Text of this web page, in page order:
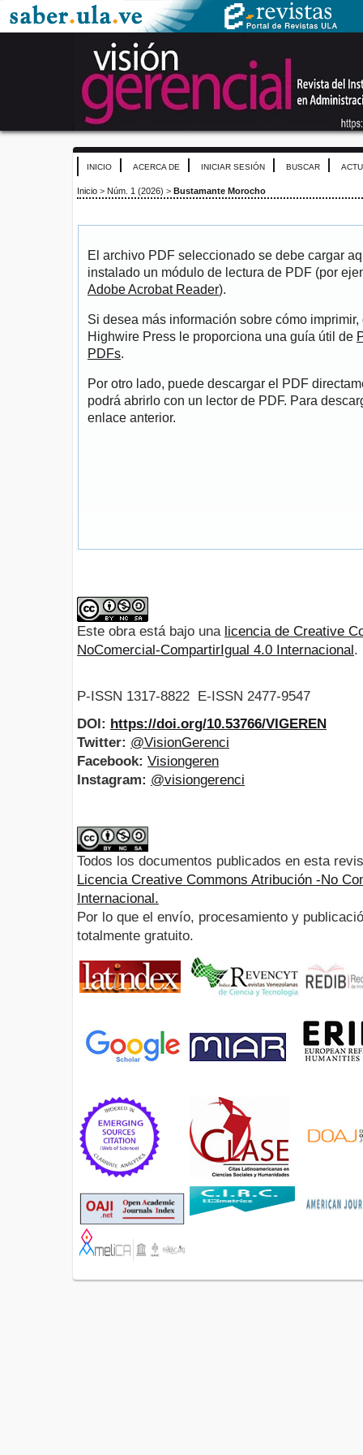
INICIO ACERCA DE INICIAR SESIÓN BUSCAR
Inicio > Núm. 1 (2026) > Bustamante Morocho
El archivo PDF seleccionado se debe cargar
instalado un módulo de lectura de PDF (por
Adobe Acrobat Reader).
Si desea más información sobre cómo
Highwire Press le proporciona una guía útil de
PDFs.
Por otro lado, puede descargar el PDF
podrá abrirlo con un lector de PDF. Para
enlace anterior.
Este obra está bajo una licencia de Creative
NoComercial-CompartirIgual 4.0 Internacional.
P-ISSN 1317-8822 E-ISSN 2477-9547
DOI: https://doi.org/10.53766/VIGEREN
Twitter: @VisionGerenci
Facebook: Visiongeren
Instagram: @visiongerenci
Todos los documentos publicados en esta
Licencia Creative Commons Atribución -No
Internacional.
Por lo que el envío, procesamiento y
totalmente gratuito.